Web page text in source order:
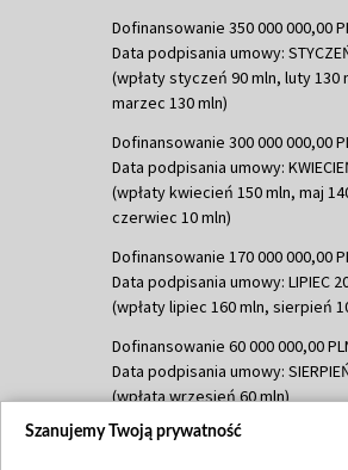
Dofinansowanie 350 000 000,00
Data podpisania umowy:
(wpłaty styczeń 90 mln, luty 130
marzec 130 mln)
Dofinansowanie 300 000 000,00
Data podpisania umowy:
(wpłaty kwiecień 150 mln, maj
czerwiec 10 mln)
Dofinansowanie 170 000 000,00
Data podpisania umowy: LIPIEC
(wpłaty lipiec 160 mln, sierpień
Dofinansowanie 60 000 000,00
Data podpisania umowy:
(wpłata wrzesień 60 mln)
Dofinansowanie 635 783 051,21
Szanujemy Twoją prywatność